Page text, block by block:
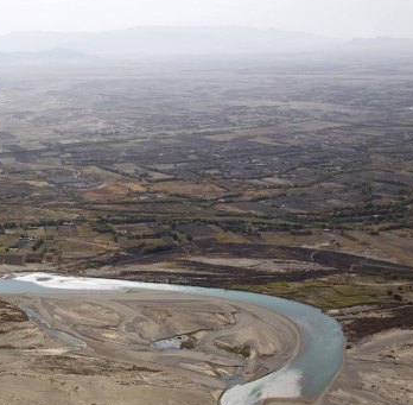
شده
فاز جدید شد/ اولین
سیاسی + جدول
هجوم خودروسازان چینی به اروپا؛ آیا
کارخانه‌های بحران‌زده نجات پیدا می‌کنند؟